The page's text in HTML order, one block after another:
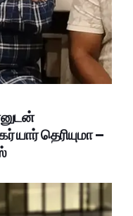
யார் தெரியுமா –